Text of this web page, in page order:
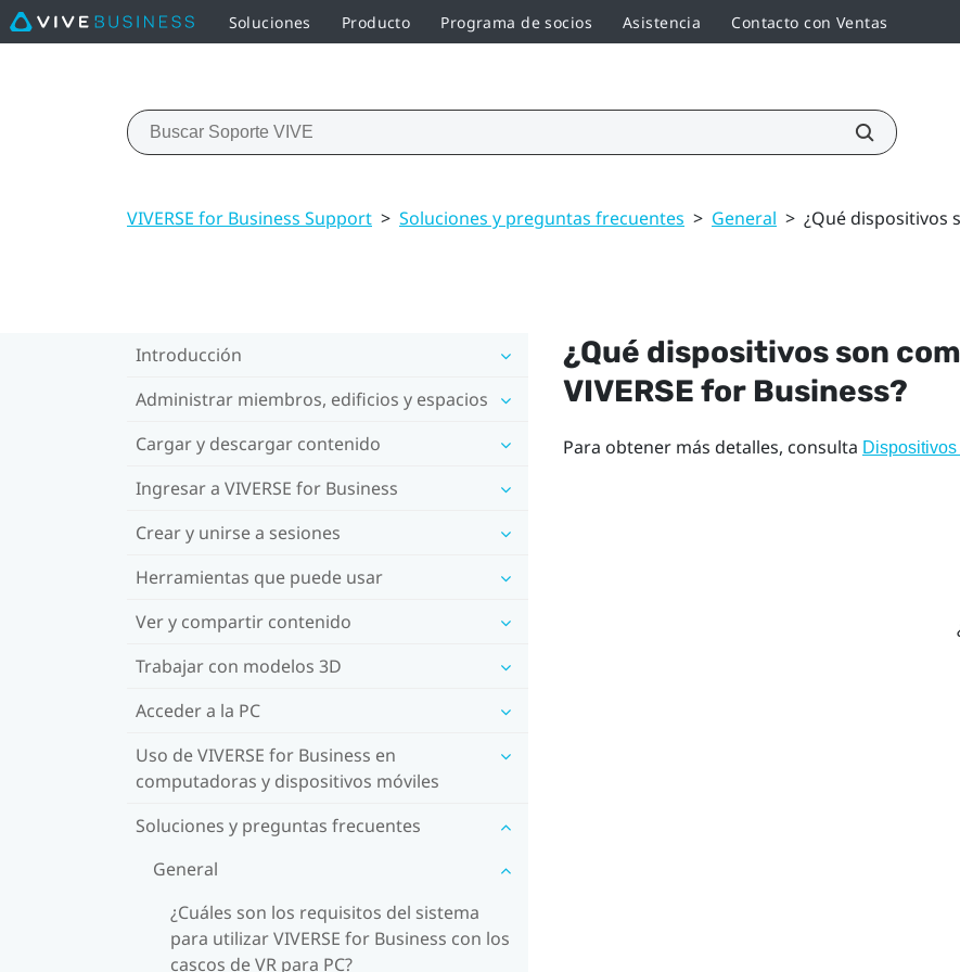
Soluciones Producto Programa de socios Asistencia Contacto con Ventas
VIVERSE for Business Support > Soluciones y preguntas frecuentes > General > ¿Qué dispositivos
Introducción
Administrar miembros, edificios y espacios
Cargar y descargar contenido
Ingresar a VIVERSE for Business
Crear y unirse a sesiones
Herramientas que puede usar
Ver y compartir contenido
Trabajar con modelos 3D
Acceder a la PC
Uso de VIVERSE for Business en
computadoras y dispositivos móviles
Soluciones y preguntas frecuentes
General
¿Cuáles son los requisitos del sistema
para utilizar VIVERSE for Business con los
cascos de VR para PC?
¿Qué dispositivos son
VIVERSE for Business?
Para obtener más detalles, consulta